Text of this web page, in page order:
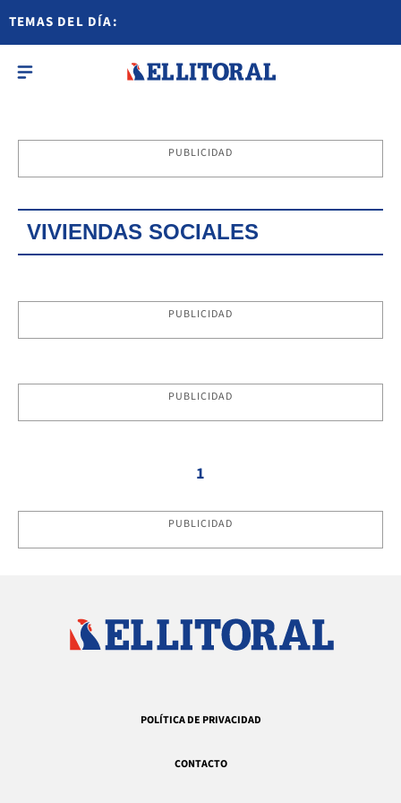
TEMAS DEL DÍA:
PUBLICIDAD
VIVIENDAS SOCIALES
PUBLICIDAD
PUBLICIDAD
1
PUBLICIDAD
POLÍTICA DE PRIVACIDAD
CONTACTO